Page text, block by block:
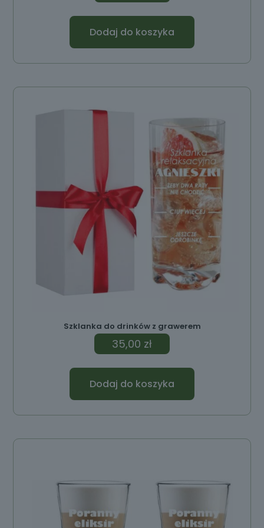
Dodaj do koszyka
Szklanka do drinków z grawerem
35,00 zł
Dodaj do koszyka